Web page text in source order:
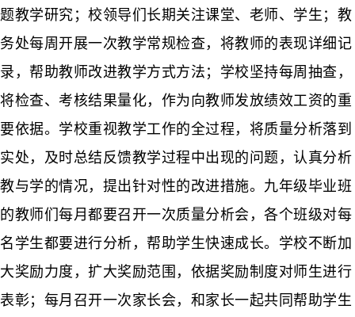
题教学研究；校领导们长期关注课堂、老师、学生；教
务处每周开展一次教学常规检查，将教师的表现详细记
录，帮助教师改进教学方式方法；学校坚持每周抽查，
将检查、考核结果量化，作为向教师发放绩效工资的重
要依据。学校重视教学工作的全过程，将质量分析落到
实处，及时总结反馈教学过程中出现的问题，认真分析
教与学的情况，提出针对性的改进措施。九年级毕业班
的教师们每月都要召开一次质量分析会，各个班级对每
名学生都要进行分析，帮助学生快速成长。学校不断加
大奖励力度，扩大奖励范围，依据奖励制度对师生进行
表彰；每月召开一次家长会，和家长一起共同帮助学生